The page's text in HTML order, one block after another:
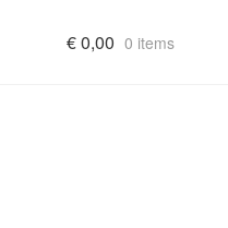
€0,00 0 items